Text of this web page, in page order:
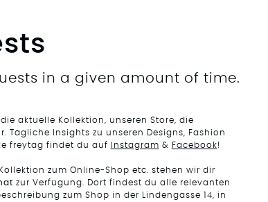
in a given amount of time.
aktuelle Kollektion, unseren Store, die
Tägliche Insights zu unseren Designs, Fashion
freytag findet du auf
Instagram & Facebook!
zum Online-Shop etc. stehen wir dir
zur Verfügung. Dort findest du alle relevanten
zum Shop in der Lindengasse 14, in